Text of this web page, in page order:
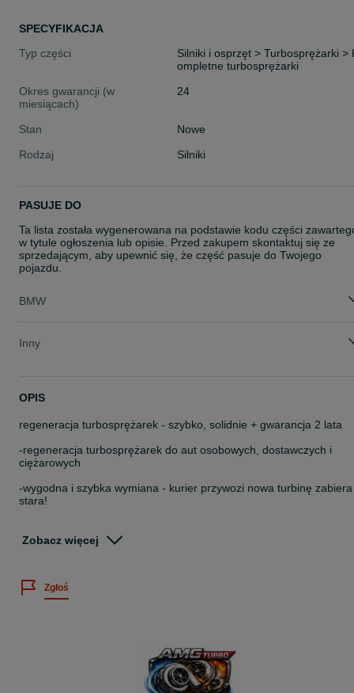
SPECYFIKACJA
Typ części
Silniki i osprzęt > Turbosprężarki >
ompletne turbosprężarki
Okres gwarancji (w
miesiącach)
24
Stan
Nowe
Rodzaj
Silniki
PASUJE DO
Ta lista została wygenerowana na podstawie kodu części
w tytule ogłoszenia lub opisie. Przed zakupem skontaktuj się ze
sprzedającym, aby upewnić się, że część pasuje do Twojego
pojazdu.
BMW
Inny
OPIS
regeneracja turbosprężarek - szybko, solidnie + gwarancja 2 lata
-regeneracja turbosprężarek do aut osobowych, dostawczych i
ciężarowych
-wygodna i szybka wymiana - kurier przywozi nowa turbinę zabiera
stara!
-320d e46 2.0d
Zobacz więcej
Zgłoś